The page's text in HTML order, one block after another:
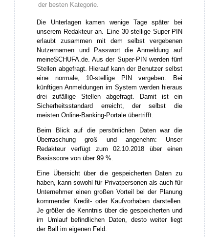
der besten Kategorie.
Die Unterlagen kamen wenige Tage später bei
unserem Redakteur an. Eine 30-stellige Super-PIN
erlaubt zusammen mit dem selbst vergebenen
Nutzernamen und Passwort die Anmeldung auf
meineSCHUFA.de. Aus der Super-PIN werden fünf
Stellen abgefragt. Hierauf kann der Benutzer selbst
eine normale, 10-stellige PIN vergeben. Bei
künftigen Anmeldungen im System werden hieraus
drei zufällige Stellen abgefragt. Damit ist ein
Sicherheitsstandard erreicht, der selbst die
meisten Online-Banking-Portale übertrifft.
Beim Blick auf die persönlichen Daten war die
Überraschung groß und angenehm: Unser
Redakteur verfügt zum 02.10.2018 über einen
Basisscore von über 99 %.
Eine Übersicht über die gespeicherten Daten zu
haben, kann sowohl für Privatpersonen als auch für
Unternehmer einen großen Vorteil bei der Planung
kommender Kredit- oder Kaufvorhaben darstellen.
Je größer die Kenntnis über die gespeicherten und
im Umlauf befindlichen Daten, desto weiter liegt
der Ball im eigenen Feld.